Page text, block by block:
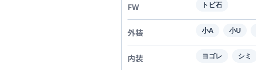
FW トビ石
外装 小A 小U
内装 ヨゴレ シミ